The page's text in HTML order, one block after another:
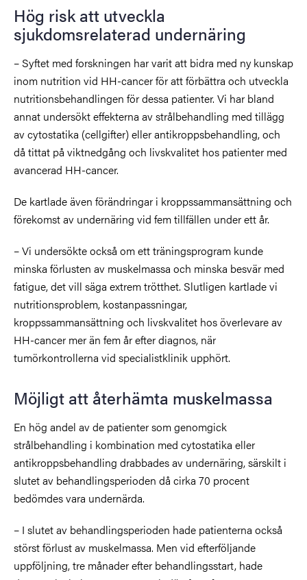
Hög risk att utveckla
sjukdomsrelaterad undernäring
– Syftet med forskningen har varit att bidra med ny kunskap
inom nutrition vid HH-cancer för att förbättra och utveckla
nutritionsbehandlingen för dessa patienter. Vi har bland
annat undersökt effekterna av strålbehandling med tillägg
av cytostatika (cellgifter) eller antikroppsbehandling, och
då tittat på viktnedgång och livskvalitet hos patienter med
avancerad HH-cancer.
De kartlade även förändringar i kroppssammansättning och
förekomst av undernäring vid fem tillfällen under ett år.
– Vi undersökte också om ett träningsprogram kunde
minska förlusten av muskelmassa och minska besvär med
fatigue, det vill säga extrem trötthet. Slutligen kartlade vi
nutritionsproblem, kostanpassningar,
kroppssammansättning och livskvalitet hos överlevare av
HH-cancer mer än fem år efter diagnos, när
tumörkontrollerna vid specialistklinik upphört.
Möjligt att återhämta muskelmassa
En hög andel av de patienter som genomgick
strålbehandling i kombination med cytostatika eller
antikroppsbehandling drabbades av undernäring, särskilt i
slutet av behandlingsperioden då cirka 70 procent
bedömdes vara undernärda.
– I slutet av behandlingsperioden hade patienterna också
störst förlust av muskelmassa. Men vid efterföljande
uppföljning, tre månader efter behandlingsstart, hade